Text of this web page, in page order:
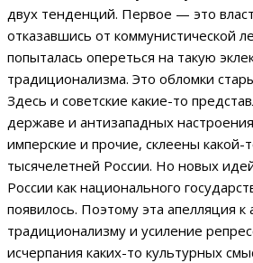
двух тенденций. Первое — это
отказавшись от коммунистической
попыталась опереться на такую
традиционализма. Это обломки
Здесь и советские какие-то
державе и антизападных
имперские и прочие, склеены какой-
тысячелетней России. Но новых
России как национального
появилось. Поэтому эта апелляция к
традиционализму и усиление
исчерпания каких-то культурных